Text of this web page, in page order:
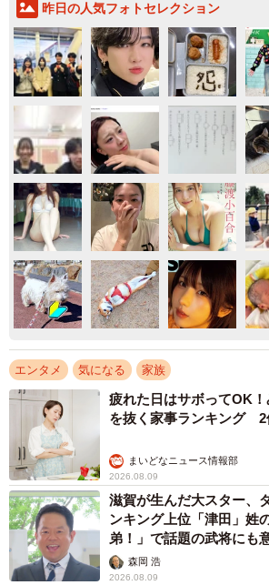
昨日の人気フォトセレクション
エンタメ 気になる 家族
疲れた日はサボってOK
を抜く家事ランキング 2
まいどなニュース情報部
2026.08.09
滋賀が生んだ大スター
ンキング上位「津田」
弟！」で話題の武将にも
森岡 浩
2026.08.09